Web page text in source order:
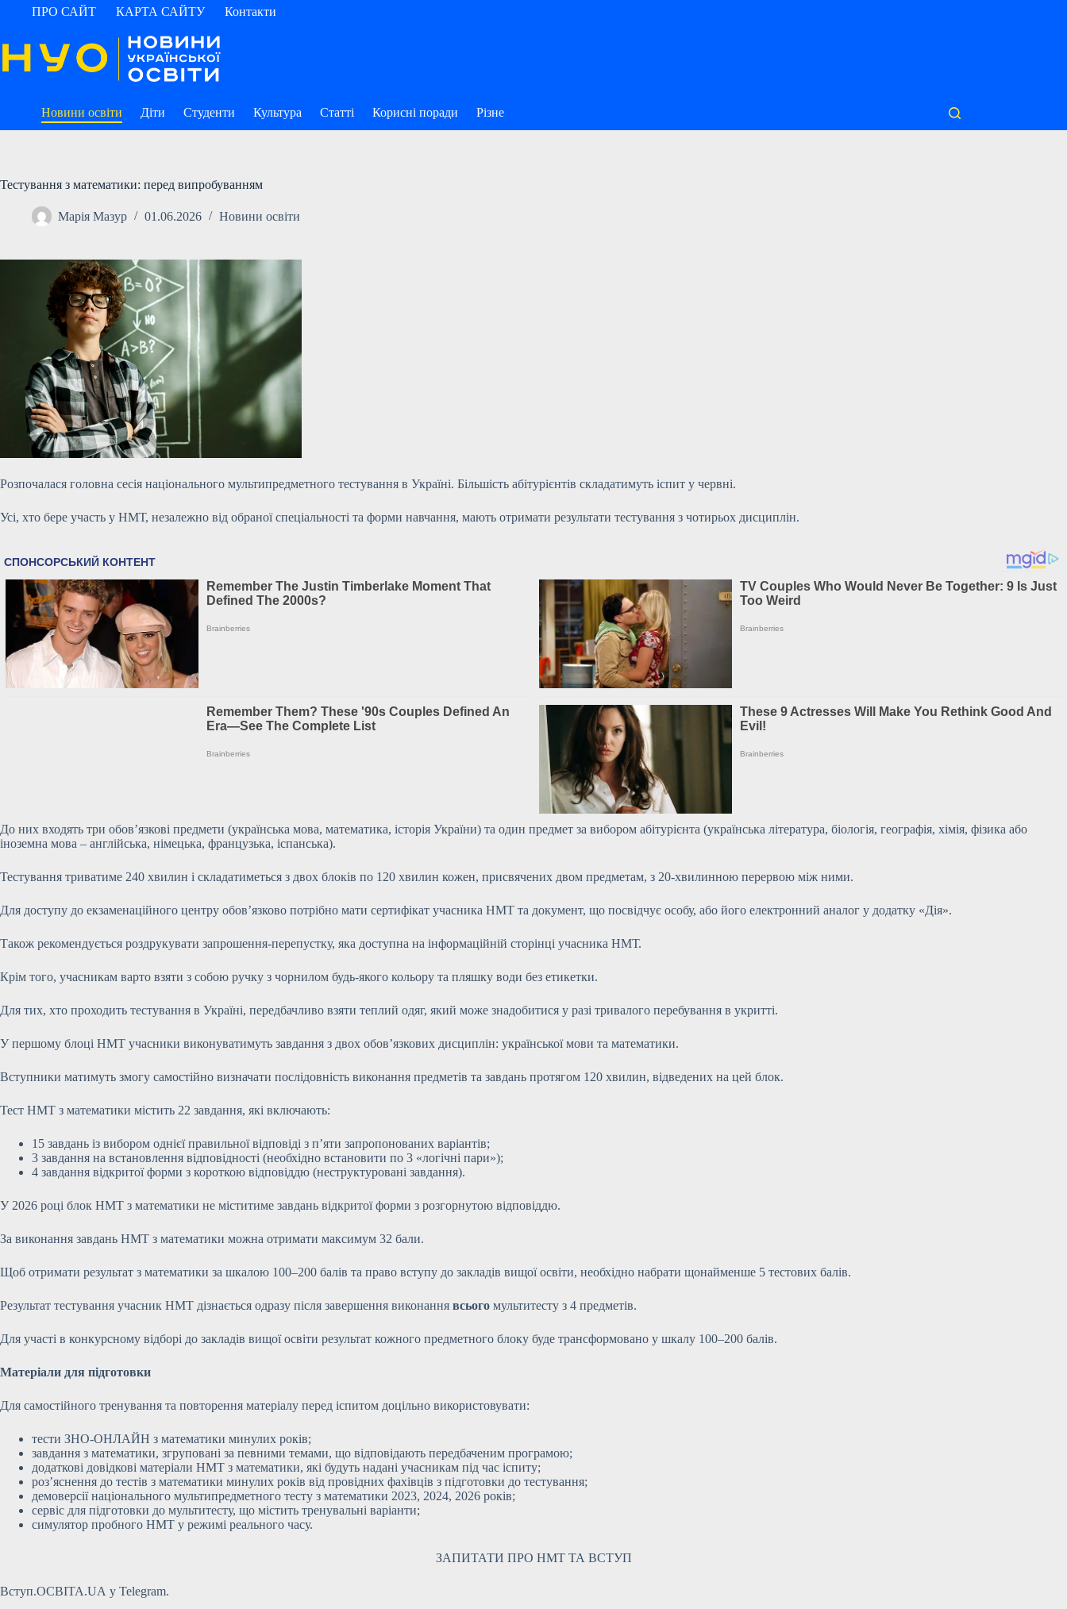
ПерейтиПРО САЙТ КАРТА САЙТУ Контакти
Новини освіти Діти Студенти Культура Статті Корисні поради Різне
Тестування з математики: перед випробуванням
Марія Мазур 01.06.2026 Новини освіти
Розпочалася головна сесія національного мультипредметного тестування в Україні. Більшість абітурієнтів складатимуть іспит у червні.
Усі, хто бере участь у НМТ, незалежно від обраної спеціальності та форми навчання, мають отримати результати тестування з чотирьох дисциплін.
До них входять три обов’язкові предмети (українська мова, математика, історія України) та один предмет за вибором абітурієнта (українська література, біологія, географія, хімія, фізика або
іноземна мова – англійська, німецька, французька, іспанська).
Тестування триватиме 240 хвилин і складатиметься з двох блоків по 120 хвилин кожен, присвячених двом предметам, з 20-хвилинною перервою між ними.
Для доступу до екзаменаційного центру обов’язково потрібно мати сертифікат учасника НМТ та документ, що посвідчує особу, або його електронний аналог у додатку «Дія».
Також рекомендується роздрукувати запрошення-перепустку, яка доступна на інформаційній сторінці учасника НМТ.
Крім того, учасникам варто взяти з собою ручку з чорнилом будь-якого кольору та пляшку води без етикетки.
Для тих, хто проходить тестування в Україні, передбачливо взяти теплий одяг, який може знадобитися у разі тривалого перебування в укритті.
У першому блоці НМТ учасники виконуватимуть завдання з двох обов’язкових дисциплін: української мови та математики.
Вступники матимуть змогу самостійно визначати послідовність виконання предметів та завдань протягом 120 хвилин, відведених на цей блок.
Тест НМТ з математики містить 22 завдання, які включають:
15 завдань із вибором однієї правильної відповіді з п’яти запропонованих варіантів;
3 завдання на встановлення відповідності (необхідно встановити по 3 «логічні пари»);
4 завдання відкритої форми з короткою відповіддю (неструктуровані завдання).
У 2026 році блок НМТ з математики не міститиме завдань відкритої форми з розгорнутою відповіддю.
За виконання завдань НМТ з математики можна отримати максимум 32 бали.
Щоб отримати результат з математики за шкалою 100–200 балів та право вступу до закладів вищої освіти, необхідно набрати щонайменше 5 тестових балів.
Результат тестування учасник НМТ дізнається одразу після завершення виконання всього мультитесту з 4 предметів.
Для участі в конкурсному відборі до закладів вищої освіти результат кожного предметного блоку буде трансформовано у шкалу 100–200 балів.
Матеріали для підготовки
Для самостійного тренування та повторення матеріалу перед іспитом доцільно використовувати:
тести ЗНО-ОНЛАЙН з математики минулих років;
завдання з математики, згруповані за певними темами, що відповідають передбаченим програмою;
додаткові довідкові матеріали НМТ з математики, які будуть надані учасникам під час іспиту;
роз’яснення до тестів з математики минулих років від провідних фахівців з підготовки до тестування;
демоверсії національного мультипредметного тесту з математики 2023, 2024, 2026 років;
сервіс для підготовки до мультитесту, що містить тренувальні варіанти;
симулятор пробного НМТ у режимі реального часу.
ЗАПИТАТИ ПРО НМТ ТА ВСТУП
Вступ.ОСВІТА.UA у Telegram.